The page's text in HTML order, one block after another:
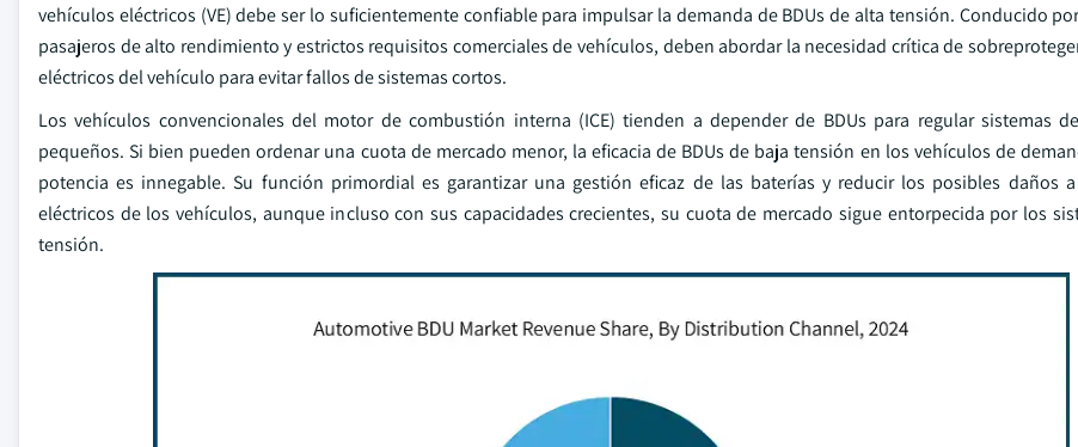
vehículos eléctricos (VE) debe ser lo suficientemente confiable para impulsar la demanda de BDUs de alta tensión. Conducido
pasajeros de alto rendimiento y estrictos requisitos comerciales de vehículos, deben abordar la necesidad crítica de
eléctricos del vehículo para evitar fallos de sistemas cortos.
Los vehículos convencionales del motor de combustión interna (ICE) tienden a depender de BDUs para regular sistemas
pequeños. Si bien pueden ordenar una cuota de mercado menor, la eficacia de BDUs de baja tensión en los vehículos de
potencia es innegable. Su función primordial es garantizar una gestión eficaz de las baterías y reducir los posibles daños
eléctricos de los vehículos, aunque incluso con sus capacidades crecientes, su cuota de mercado sigue entorpecida por los
tensión.